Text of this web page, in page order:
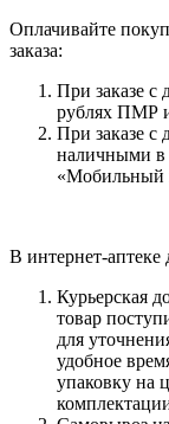
Оплачивайте
заказа:
При заказе с
рублях ПМР
При заказе с
наличными в
«Мобильный
В интернет-аптеке
Курьерская
товар
для
удобное
упаковку на